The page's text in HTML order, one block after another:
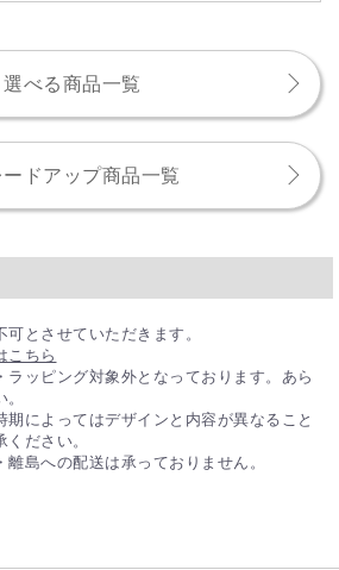
選べる商品一覧
ードアップ商品一覧
とさせていただきます。
こちら
ラッピング対象外となっております。あら
期によってはデザインと内容が異なること
ださい。
離島への配送は承っておりません。